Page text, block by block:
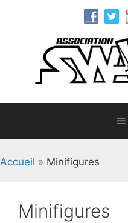
Accueil » Minifigures
Minifigures